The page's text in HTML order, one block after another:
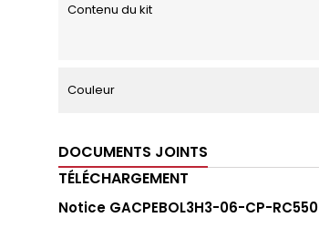
Contenu du kit
Couleur
DOCUMENTS JOINTS
TÉLÉCHARGEMENT
Notice GACPEBOL3H3-06-CP-RC550